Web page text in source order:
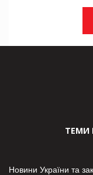
ТЕМИ
Новини України та